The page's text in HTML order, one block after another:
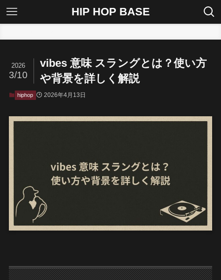
HIP HOP BASE
vibes 意味 スラングとは？使い方
や背景を詳しく解説
2026
3/10
hiphop 2026年4月13日